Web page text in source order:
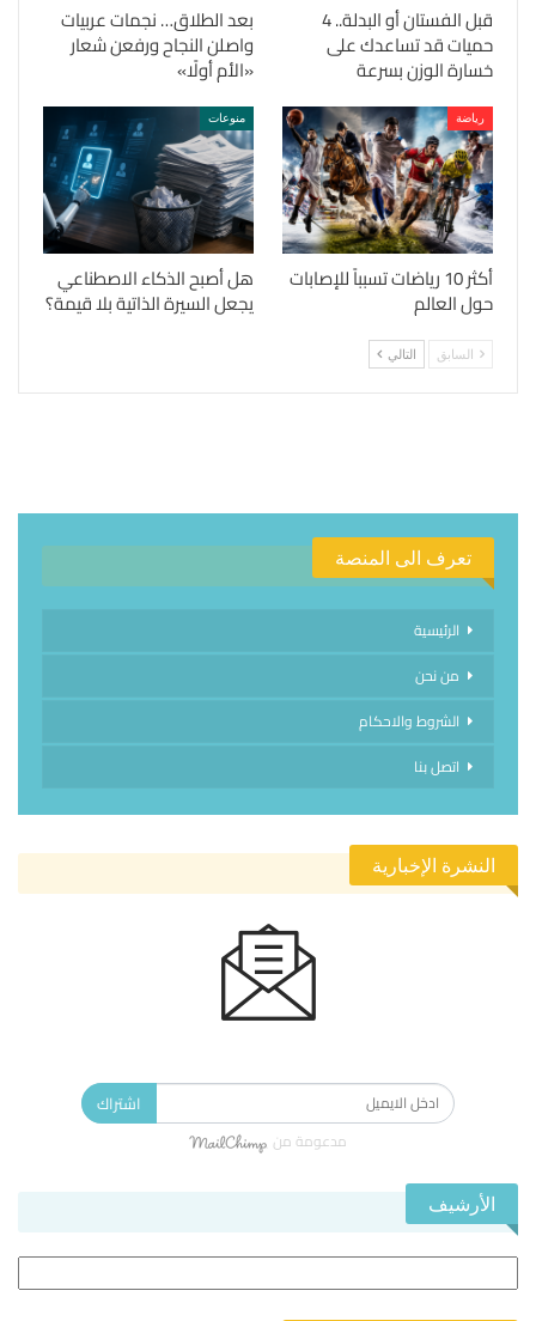
قبل الفستان أو البدلة.. 4
حميات قد تساعدك على
خسارة الوزن بسرعة
بعد الطلاق… نجمات عربيات
واصلن النجاح ورفعن شعار
«الأم أولًا»
رياضة
أكثر 10 رياضات تسبباً للإصابات
حول العالم
منوعات
هل أصبح الذكاء الاصطناعي
يجعل السيرة الذاتية بلا قيمة؟
السابق التالي
تعرف الى المنصة
الرئيسية
من نحن
الشروط والاحكام
اتصل بنا
النشرة الإخبارية
اشتراك
مدعومة من
الأرشيف